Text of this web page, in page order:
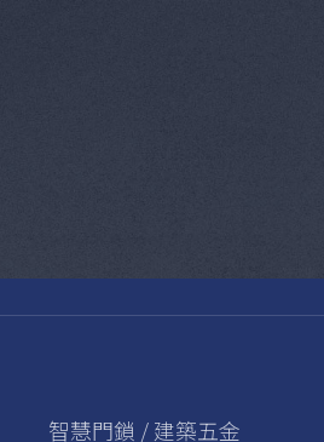
智慧門鎖 / 建築五金